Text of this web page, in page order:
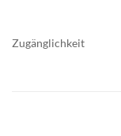
Zugänglichkeit